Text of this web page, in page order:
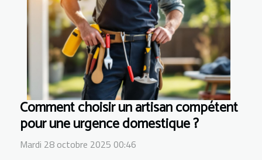
Comment choisir un artisan compétent
pour une urgence domestique ?
Mardi 28 octobre 2025 00:46